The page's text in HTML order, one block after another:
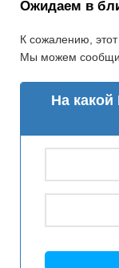
Ожидаем в
К сожалению, этот
Мы можем
На какой